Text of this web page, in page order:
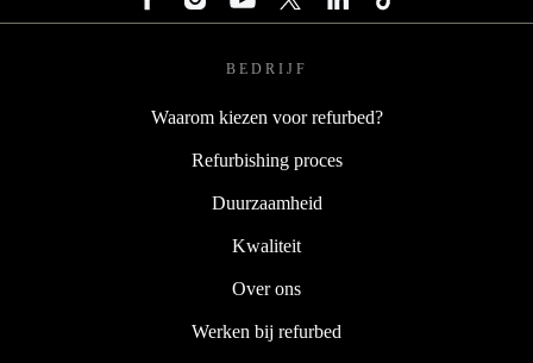
BEDRIJF
Waarom kiezen voor refurbed?
Refurbishing proces
Duurzaamheid
Kwaliteit
Over ons
Werken bij refurbed